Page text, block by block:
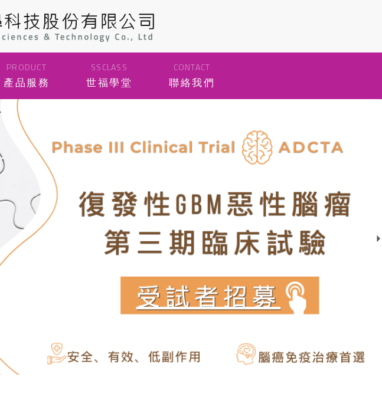
PRODUCT
產品服務
SSCLASS
世福學堂
CONTACT
聯絡我們